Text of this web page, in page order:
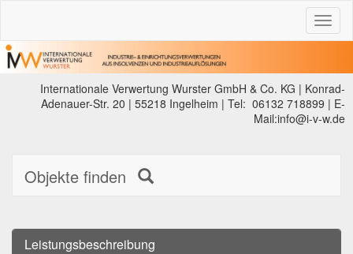
Internationale Verwertung Wurster GmbH & Co. KG | Konrad-
Adenauer-Str. 20 | 55218 Ingelheim | Tel: 06132 718899 | E-
Mail:info@i-v-w.de
Objekte finden
Leistungsbeschreibung